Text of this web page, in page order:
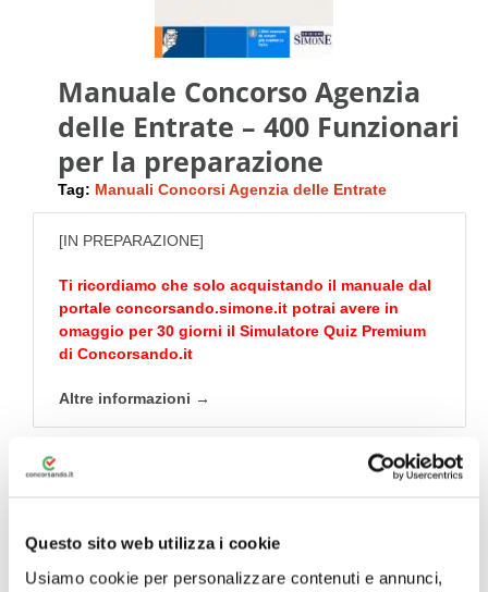
Questo sito web utilizza i cookie
Usiamo cookie per personalizzare contenuti e annunci,
Manuale Concorso Agenzia
delle Entrate – 400 Funzionari
per la preparazione
Tag: Manuali Concorsi Agenzia delle Entrate
[IN PREPARAZIONE]
Ti ricordiamo che solo acquistando il manuale dal
portale concorsando.simone.it potrai avere in
omaggio per 30 giorni il Simulatore Quiz Premium
di Concorsando.it
Altre informazioni →